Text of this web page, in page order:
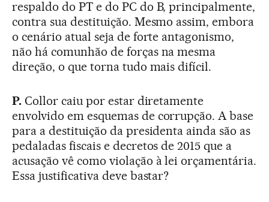
respaldo do PT e do PC do B, principalmente,
contra sua destituição. Mesmo assim, embora
o cenário atual seja de forte antagonismo,
não há comunhão de forças na mesma
direção, o que torna tudo mais difícil.
P. Collor caiu por estar diretamente
envolvido em esquemas de corrupção. A base
para a destituição da presidenta ainda são as
pedaladas fiscais e decretos de 2015 que a
acusação vê como violação à lei orçamentária.
Essa justificativa deve bastar?